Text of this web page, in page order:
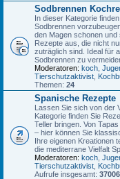
Sodbrennen
In dieser Kategorie
Sodbrennen
den Magen schonen und
Rezepte aus, die nicht
zuträglich sind. Ideal für
Sodbrennen zu
Moderatoren: koch
Tierschutzaktivist
Themen: 24
Spanische Rezepte
Lassen Sie sich von der
Kategorie finden Sie
Teller bringen. Von
– hier können Sie
Ihre eigenen Kreationen
die mediterrane Vielfalt
Moderatoren: koch
Tierschutzaktivist
Aufrufe insgesamt: 37006